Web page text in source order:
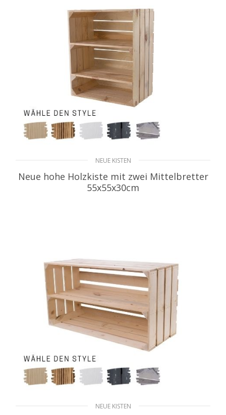
NEUE KISTEN
Neue hohe Holzkiste mit zwei Mittelbretter
55x55x30cm
NEUE KISTEN